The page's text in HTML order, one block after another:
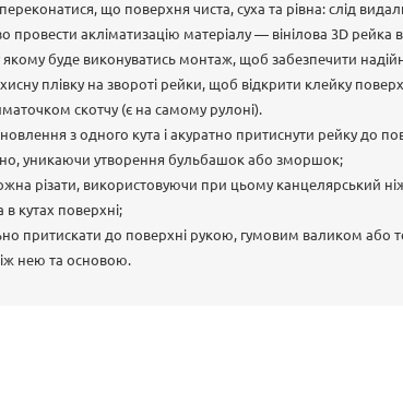
що поверхня чиста, суха та рівна: слід
провести акліматизацію матеріалу — вінілова 3D рейка
якому буде виконуватись монтаж, щоб забезпечити
плівку на звороті рейки, щоб відкрити клейку
скотчу (є на самому рулоні).
з одного кута і акуратно притиснути рейку до
уникаючи утворення бульбашок або зморшок;
різати, використовуючи при цьому канцелярський
кутах поверхні;
притискати до поверхні рукою, гумовим валиком або
нею та основою.